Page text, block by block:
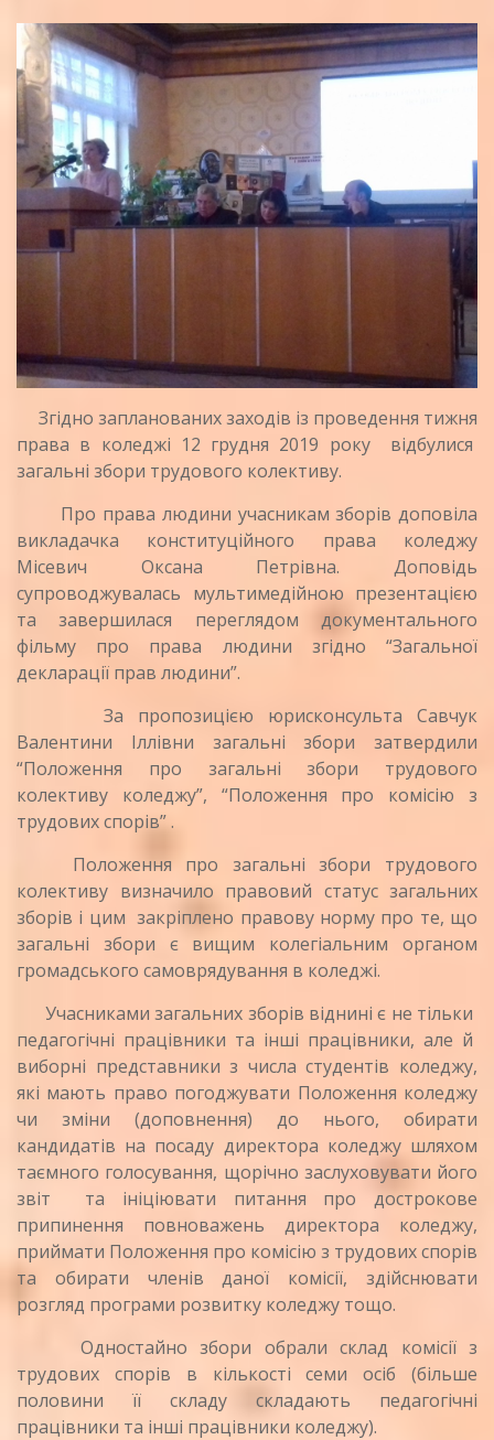
Згідно запланованих заходів із проведення тижня
права в коледжі 12 грудня 2019 року відбулися
загальні збори трудового колективу.
Про права людини учасникам зборів доповіла
викладачка конституційного права коледжу
Місевич Оксана Петрівна. Доповідь
супроводжувалась мультимедійною презентацією
та завершилася переглядом документального
фільму про права людини згідно “Загальної
декларації прав людини”.
За пропозицією юрисконсульта Савчук
Валентини Іллівни загальні збори затвердили
“Положення про загальні збори трудового
колективу коледжу”, “Положення про комісію з
трудових спорів” .
Положення про загальні збори трудового
колективу визначило правовий статус загальних
зборів і цим закріплено правову норму про те, що
загальні збори є вищим колегіальним органом
громадського самоврядування в коледжі.
Учасниками загальних зборів віднині є не тільки
педагогічні працівники та інші працівники, але й
виборні представники з числа студентів коледжу,
які мають право погоджувати Положення коледжу
чи зміни (доповнення) до нього, обирати
кандидатів на посаду директора коледжу шляхом
таємного голосування, щорічно заслуховувати його
звіт та ініціювати питання про дострокове
припинення повноважень директора коледжу,
приймати Положення про комісію з трудових спорів
та обирати членів даної комісії, здійснювати
розгляд програми розвитку коледжу тощо.
Одностайно збори обрали склад комісії з
трудових спорів в кількості семи осіб (більше
половини її складу складають педагогічні
працівники та інші працівники коледжу).